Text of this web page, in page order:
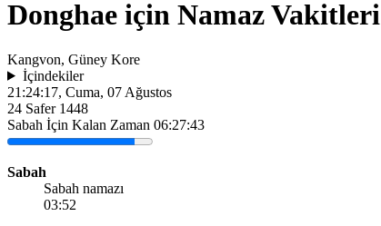
Donghae için Namaz Vakitleri
Kangvon, Güney Kore
İçindekiler
21:24:17, Cuma, 07 Ağustos
24 Safer 1448
Sabah İçin Kalan Zaman 06:27:43
Sabah
Sabah namazı
03:52